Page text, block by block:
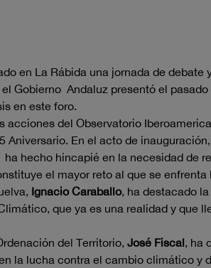
en La Rábida una jornada de debate
Gobierno Andaluz presentó el
en este foro.
acciones del Observatorio
Aniversario. En el acto de
hecho hincapié en la necesidad de
el mayor reto al que se
Ignacio Caraballo, ha destacado
que ya es una realidad y que
del Territorio, José Fiscal, ha
la lucha contra el cambio climático